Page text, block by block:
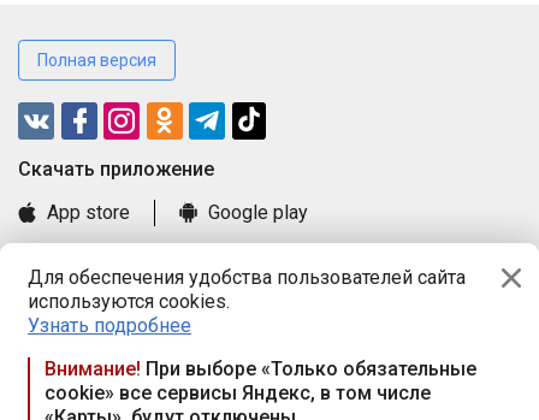
Для обеспечения удобства пользователей сайта
используются cookies.
Узнать подробнее
Внимание! При выборе «Только обязательные
cookie» все сервисы Яндекс, в том числе
Полная версия
Cкачать приложение
App store
Google play
Книга замечаний и предложений
Правила и документы
Praca.by © 2000—2026, ООО «ПРАЦА БАЙ»
Республика Беларусь, 220114, г. Минск, пр-т Независимости
117а, пом. № 9.